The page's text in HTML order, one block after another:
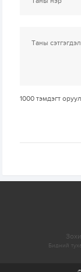
1000 тэмдэгт
Бидний